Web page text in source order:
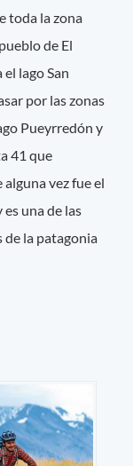
toda la zona
de El
lago San
por las zonas
Pueyrredón y
41 que
vez fue el
una de las
de la patagonia